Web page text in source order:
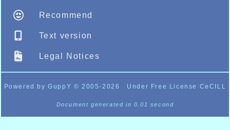
Recommend
Text version
Legal Notices
Powered by GuppY © 2005-2026 Under Free License CeCILL
Document generated in 0.01 second